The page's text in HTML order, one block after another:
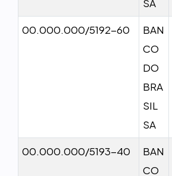
SA
00.000.000/5192-60
BAN
CO
DO
BRA
SIL
SA
00.000.000/5193-40
BAN
CO